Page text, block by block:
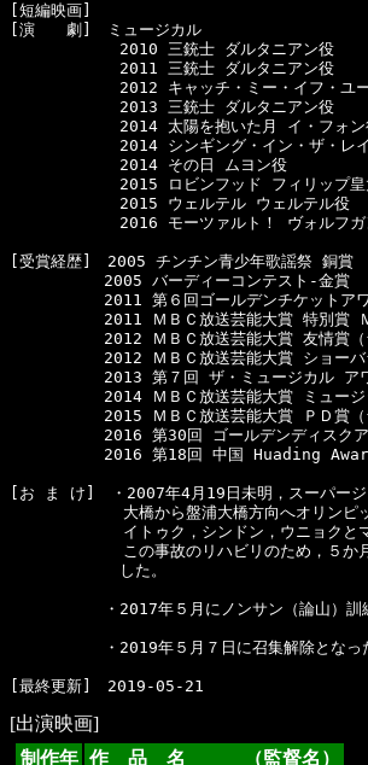
[短編映画]
[演　　劇]　ミュージカル
2010 三銃士 ダルタニアン役
2011 三銃士 ダルタニアン役
2012 キャッチ・ミー・イフ・ユー・
2013 三銃士 ダルタニアン役
2014 太陽を抱いた月 イ・フォン
2014 シンギング・イン・ザ・レイン
2014 その日 ムヨン役
2015 ロビンフッド フィリップ皇
2015 ウェルテル ウェルテル役
2016 モーツァルト！ ヴォルフガング
[受賞経歴]　2005 チンチン青少年歌謡祭 銅賞
2005 バーディーコンテスト-金賞
2011 第６回ゴールデンチケットアワー
2011 ＭＢＣ放送芸能大賞 特別賞 ＭＣ
2012 ＭＢＣ放送芸能大賞 友情賞（ラ
2012 ＭＢＣ放送芸能大賞 ショーバラエ
2013 第７回 ザ・ミュージカル アワー
2014 ＭＢＣ放送芸能大賞 ミュージッ
2015 ＭＢＣ放送芸能大賞 ＰＤ賞（ラ
2016 第30回 ゴールデンディスクアワ
2016 第18回 中国 Huading
[お ま け]　・2007年4月19日未明，スーパージ
　　　　　　大橋から盤浦大橋方向へオリンピ
　　　　　　イトゥク，シンドン，ウニョクと
　　　　　　この事故のリハビリのため，５
した。
・2017年５月にノンサン（論山）訓練所
・2019年５月７日に召集解除とな
[出演映画]
制作年 作 品 名 （監督名）